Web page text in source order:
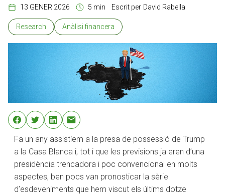
13 GENER 2026 5 min Escrit per David Rabella
Research Anàlisi financera
Fa un any assistíem a la presa de possessió de Trump
a la Casa Blanca i, tot i que les previsions ja eren d’una
presidència trencadora i poc convencional en molts
aspectes, ben pocs van pronosticar la sèrie
d’esdeveniments que hem viscut els últims dotze